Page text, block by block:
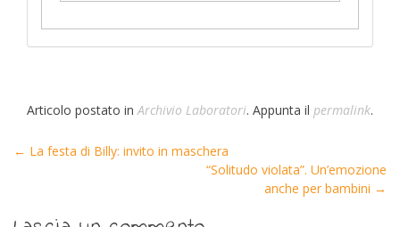
Articolo postato inArchivio Laboratori. Appunta il permalink.
Post navigation
← La festa di Billy: invito in maschera
“Solitudo violata”. Un’emozione
anche per bambini →